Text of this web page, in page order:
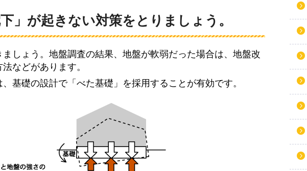
」が起きない対策をとりましょう。
しょう。地盤調査の結果、地盤が軟弱だった場合は、地盤改
などがあります。
基礎の設計で「べた基礎」を採用することが有効です。